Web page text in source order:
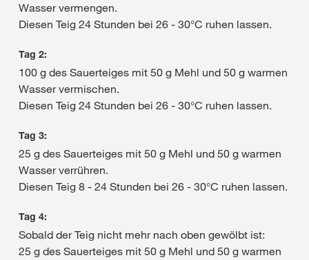
Wasser vermengen.
Diesen Teig 24 Stunden bei 26 - 30°C ruhen lassen.
Tag 2:
100 g des Sauerteiges mit 50 g Mehl und 50 g warmen
Wasser vermischen.
Diesen Teig 24 Stunden bei 26 - 30°C ruhen lassen.
Tag 3:
25 g des Sauerteiges mit 50 g Mehl und 50 g warmen
Wasser verrühren.
Diesen Teig 8 - 24 Stunden bei 26 - 30°C ruhen lassen.
Tag 4:
Sobald der Teig nicht mehr nach oben gewölbt ist:
25 g des Sauerteiges mit 50 g Mehl und 50 g warmen